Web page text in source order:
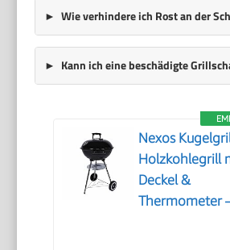
Wie verhindere ich Rost an der
Kann ich eine beschädigte
Nexos
Holzkohlegrill
Deckel &
Thermometer